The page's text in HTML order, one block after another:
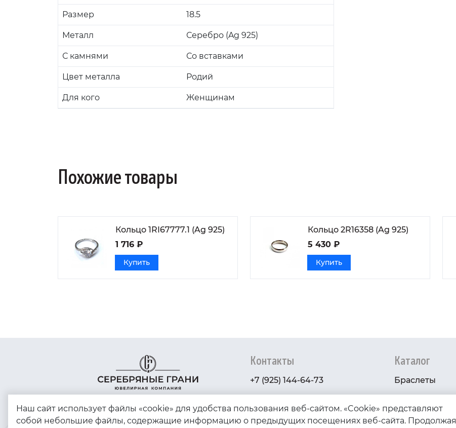
Размер 18.5
Металл Серебро (Ag 925)
С камнями Со вставками
Цвет металла Родий
Для кого Женщинам
Похожие товары
Кольцо 1RI67777.1 (Ag 925)
1 716 ₽
Купить
Кольцо 2R16358 (Ag 925)
5 430 ₽
Купить
Контакты
+7 (925) 144-64-73
Каталог
Браслеты
Серебро
Наш сайт использует файлы «cookie» для удобства пользования веб-сайтом. «Cookie» представляют
собой небольшие файлы, содержащие информацию о предыдущих посещениях веб-сайта. Продолжая